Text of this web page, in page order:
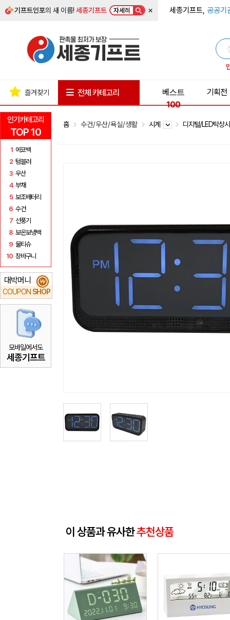
기프트인포의 새 이름!세종기프트 자세히 × 세종기프트, 공공기
인기카테고리
TOP 10
1 에코백
2 텀블러
3 우산
4 부채
5 보조배터리
6 수건
7 선풍기
8 보온보냉백
9 물티슈
10 장바구니
대박머니
COUPON SHOP
₩
모바일에서도
세종기프트
즐겨찾기 전체 카테고리
베스트
100
기획전
홈 수건/우산/욕실/생활 시계 디지털/LED탁상
이 상품과 유사한추천상품